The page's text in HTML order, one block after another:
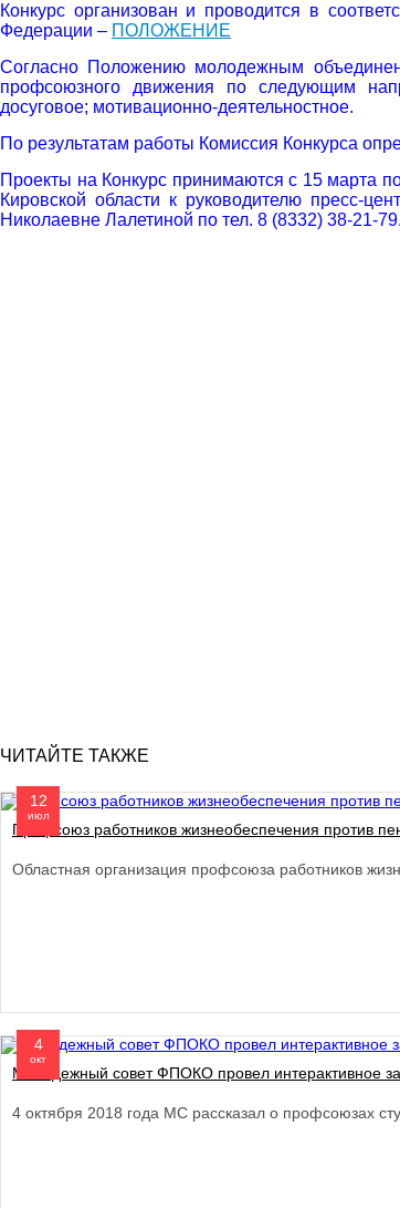
Конкурс организован и проводится в
Федерации – ПОЛОЖЕНИЕ
Согласно Положению молодежным
профсоюзного движения по следующим
досуговое; мотивационно-деятельностное.
По результатам работы Комиссия Конкурса
Проекты на Конкурс принимаются с 15 марта
Кировской области к руководителю пресс-
Николаевне Лалетиной по тел. 8 (8332) 38-21-79.
ЧИТАЙТЕ ТАКЖЕ
12
июл
Профсоюз работников жизнеобеспечения против
Областная организация профсоюза работников
4
окт
Молодежный совет ФПОКО провел интерактивное
4 октября 2018 года МС рассказал о профсоюзах